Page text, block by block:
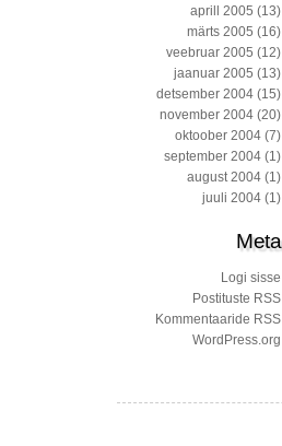
aprill 2005 (13)
märts 2005 (16)
veebruar 2005 (12)
jaanuar 2005 (13)
detsember 2004 (15)
november 2004 (20)
oktoober 2004 (7)
september 2004 (1)
august 2004 (1)
juuli 2004 (1)
Meta
Logi sisse
Postituste RSS
Kommentaaride RSS
WordPress.org